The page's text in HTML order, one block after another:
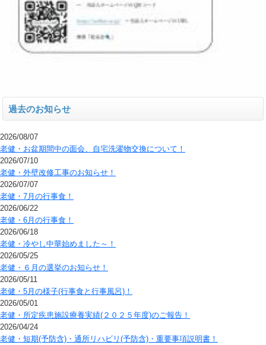
過去のお知らせ
2026/08/07
老健・お盆期間中の面会、自宅洗濯物交換について！
2026/07/10
老健・外壁改修工事のお知らせ！
2026/07/07
老健・7月の行事食！
2026/06/22
老健・6月の行事食！
2026/06/18
老健・冷やし中華始めました～！
2026/05/25
老健・６月の選挙のお知らせ！
2026/05/11
老健・5月の様子(行事食と行事風呂)！
2026/05/01
老健・所定疾患施設療養実績(２０２５年度)のご報告！
2026/04/24
老健・短期(予防含)・通所リハビリ(予防含)・重要事項説明書！